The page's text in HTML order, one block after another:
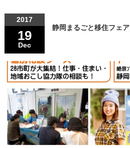
2017
19
Dec
静岡まるごと移住フェア